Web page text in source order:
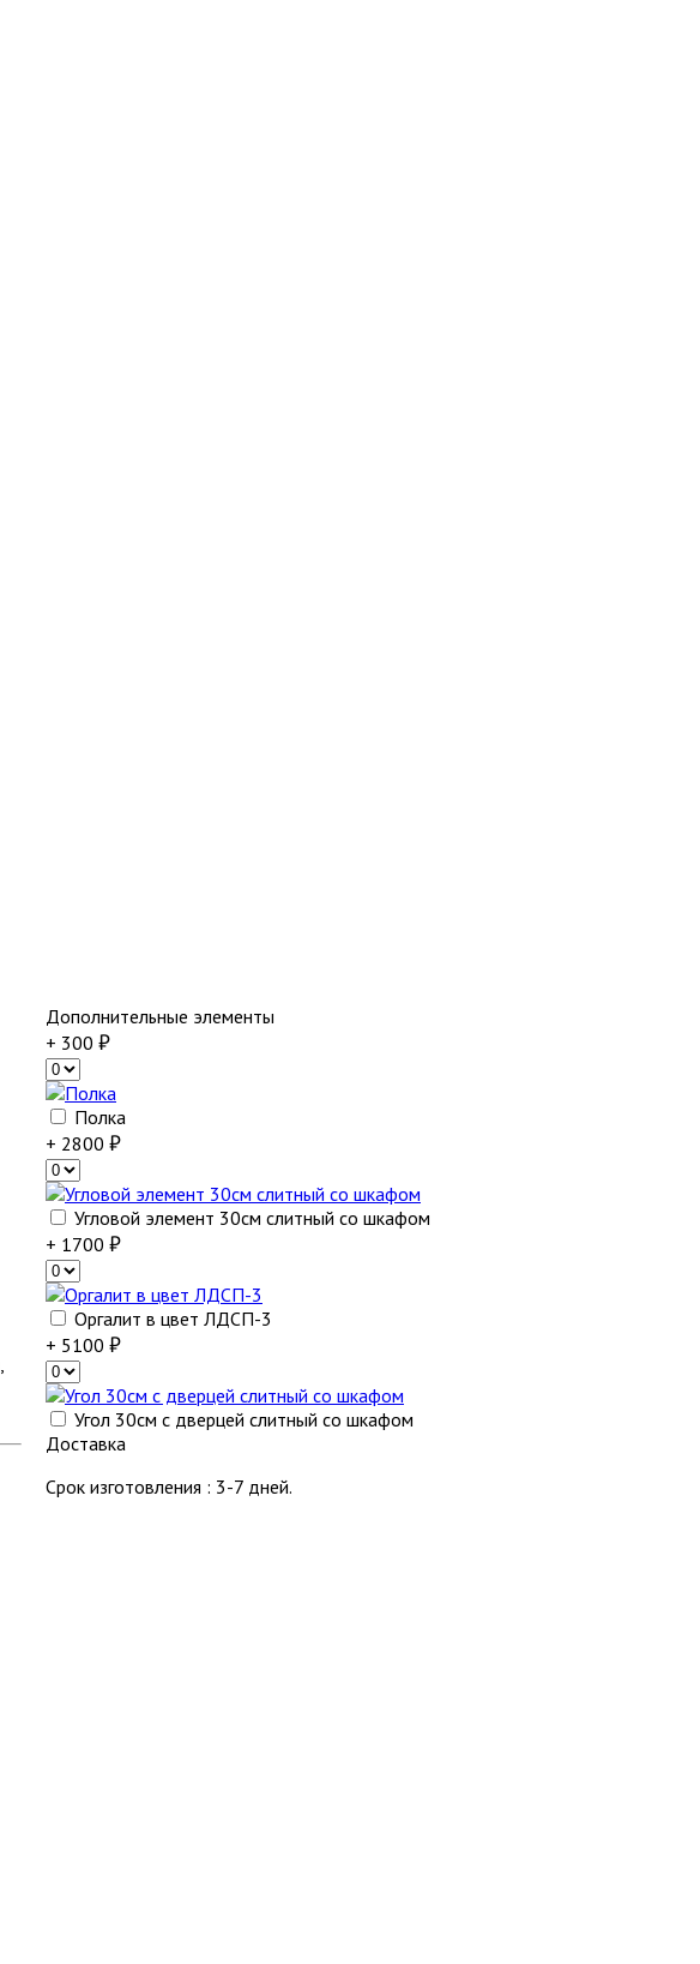
Дополнительные элементы
+ 300
Полка
+ 2800
Угловой элемент 30см слитный со шкафом
+ 1700
Оргалит в цвет ЛДСП-3
+ 5100
Угол 30см с дверцей слитный со шкафом
Доставка
Срок изготовления : 3-7 дней.